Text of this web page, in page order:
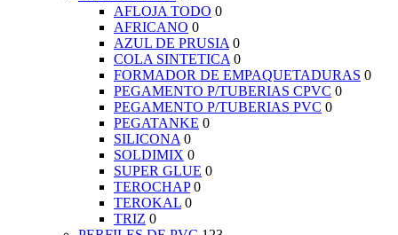
AFLOJA TODO 0
AFRICANO 0
AZUL DE PRUSIA 0
COLA SINTETICA 0
FORMADOR DE EMPAQUETADURAS 0
PEGAMENTO P/TUBERIAS CPVC 0
PEGAMENTO P/TUBERIAS PVC 0
PEGATANKE 0
SILICONA 0
SOLDIMIX 0
SUPER GLUE 0
TEROCHAP 0
TEROKAL 0
TRIZ 0